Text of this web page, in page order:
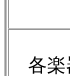
各楽